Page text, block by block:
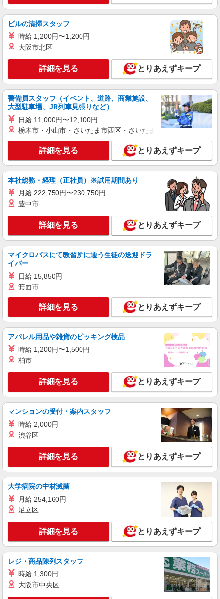
ビルの清掃スタッフ
時給 1,200円〜1,200円
大阪市北区
詳細を見る とりあえずキープ
警備員スタッフ（イベント、道路、商業施設、
大型駐車場、JR列車見張りなど）
日給 11,000円〜12,100円
栃木市・小山市・さいたま市西区・さいたま市岩槻区・久喜市・
詳細を見る とりあえずキープ
本社総務・経理（正社員）※試用期間あり
月給 222,750円〜230,750円
豊中市
詳細を見る とりあえずキープ
マイクロバスにて教習所に通う生徒の送迎ドラ
イバー
日給 15,850円
箕面市
詳細を見る とりあえずキープ
アパレル用品や雑貨のピッキング検品
時給 1,200円〜1,500円
柏市
詳細を見る とりあえずキープ
マンションの受付・案内スタッフ
時給 2,000円
渋谷区
詳細を見る とりあえずキープ
大学病院の中材滅菌
月給 254,160円
足立区
詳細を見る とりあえずキープ
レジ・商品陳列スタッフ
時給 1,300円
大阪市中央区